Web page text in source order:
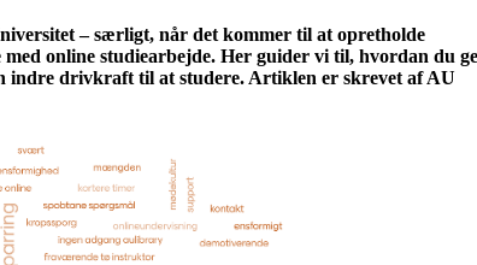
– særligt, når det kommer til at opretholde
med online studiearbejde. Her guider vi til, hvordan du
indre drivkraft til at studere. Artiklen er skrevet af AU